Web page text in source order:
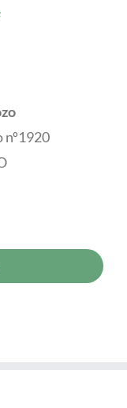
nº1920